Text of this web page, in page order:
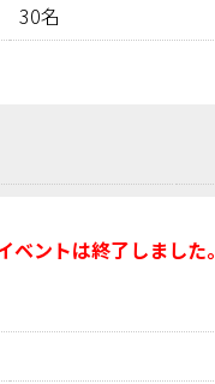
30名
ベントは終了しました。